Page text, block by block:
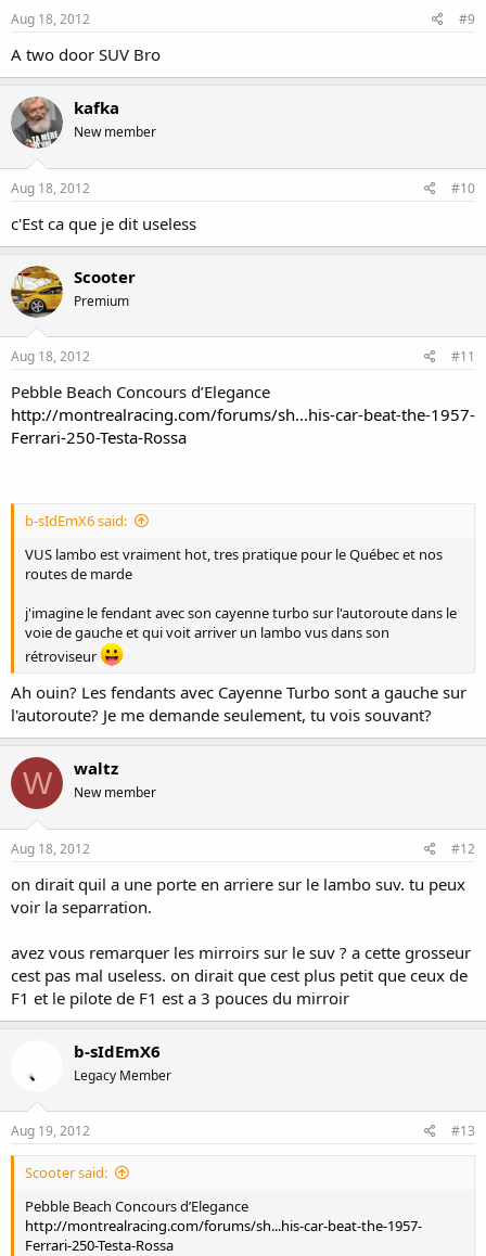
Aug 18, 2012 #9
A two door SUV Bro
kafka
New member
Aug 18, 2012 #10
c'Est ca que je dit useless
Scooter
Premium
Aug 18, 2012 #11
Pebble Beach Concours d’Elegance
http://montrealracing.com/forums/sh...his-car-beat-the-1957-
Ferrari-250-Testa-Rossa
b-sIdEmX6 said:
VUS lambo est vraiment hot, tres pratique pour le Québec et nos
routes de marde
j'imagine le fendant avec son cayenne turbo sur l'autoroute dans le
voie de gauche et qui voit arriver un lambo vus dans son
rétroviseur
Ah ouin? Les fendants avec Cayenne Turbo sont a gauche sur
l'autoroute? Je me demande seulement, tu vois souvant?
W waltz
New member
Aug 18, 2012 #12
on dirait quil a une porte en arriere sur le lambo suv. tu peux
voir la separration.
avez vous remarquer les mirroirs sur le suv ? a cette grosseur
cest pas mal useless. on dirait que cest plus petit que ceux de
F1 et le pilote de F1 est a 3 pouces du mirroir
b-sIdEmX6
Legacy Member
Aug 19, 2012 #13
Scooter said:
Pebble Beach Concours d’Elegance
http://montrealracing.com/forums/sh...his-car-beat-the-1957-
Ferrari-250-Testa-Rossa